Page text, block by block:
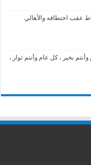
عقب اختطافه والأهالي
بخير ، كل عام وأنتم ثوار ،